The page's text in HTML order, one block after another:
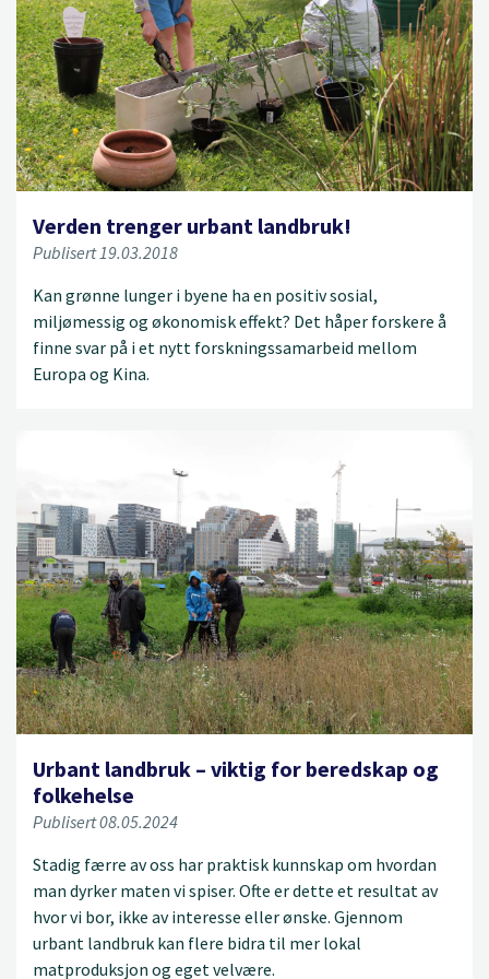
Verden trenger urbant landbruk!
Publisert 19.03.2018
Kan grønne lunger i byene ha en positiv sosial,
miljømessig og økonomisk effekt? Det håper forskere å
finne svar på i et nytt forskningssamarbeid mellom
Europa og Kina.
Urbant landbruk – viktig for beredskap og
folkehelse
Publisert 08.05.2024
Stadig færre av oss har praktisk kunnskap om hvordan
man dyrker maten vi spiser. Ofte er dette et resultat av
hvor vi bor, ikke av interesse eller ønske. Gjennom
urbant landbruk kan flere bidra til mer lokal
matproduksjon og eget velvære.